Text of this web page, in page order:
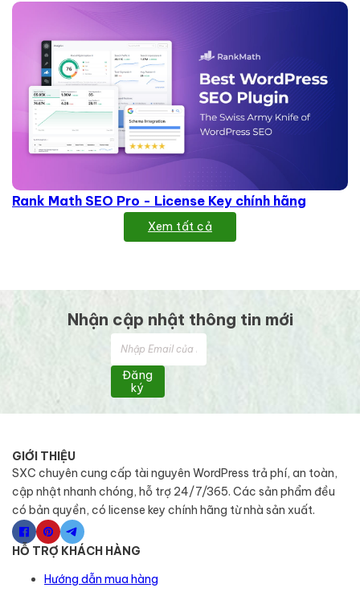
Rank Math SEO Pro - License Key chính hãng
Xem tất cả
Nhận cập nhật thông tin mới
Đăng
ký
GIỚI THIỆU
SXC chuyên cung cấp tài nguyên WordPress trả phí, an toàn,
cập nhật nhanh chóng, hỗ trợ 24/7/365. Các sản phẩm đều
có bản quyền, có license key chính hãng từ nhà sản xuất.
HỖ TRỢ KHÁCH HÀNG
Hướng dẫn mua hàng